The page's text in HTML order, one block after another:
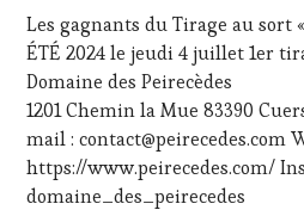
VAR ,
VIGNOBLES,
WINE
TASTING
VOUCHER,
WINE
TOURISM
FAME,
DÉGUSTATIONS,
WINE
TASTING,
JEU,
LIVE
STREAMING,
MASTERCLASS
MÉDIAS,
PRESSE
Les gagnants du Tirage au sort
ÉTÉ 2024 le jeudi 4 juillet 1er
Domaine des Peirecèdes
1201 Chemin la Mue 83390
mail : contact@peirecedes.com
https://www.peirecedes.com/
domaine_des_peirecedes